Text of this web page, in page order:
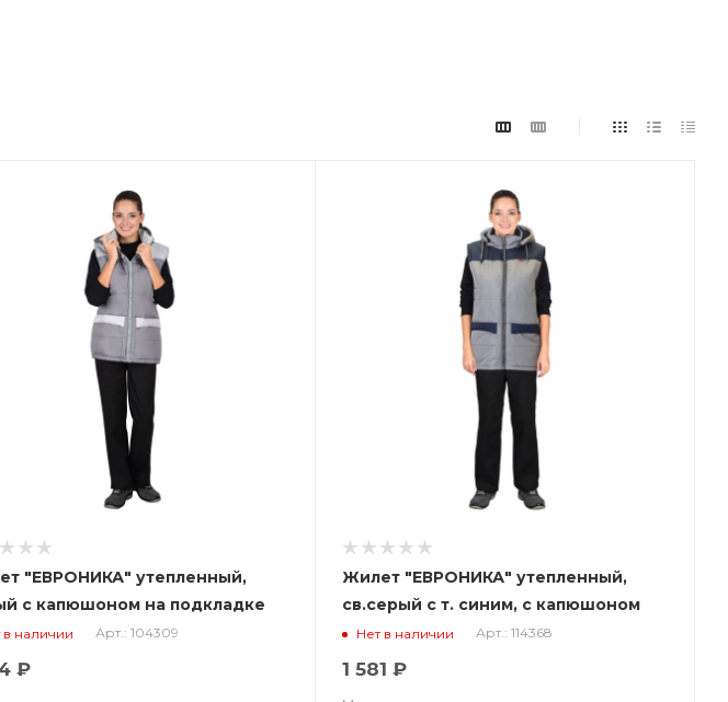
"ЕВРОНИКА" утепленный,
с капюшоном на подкладке
(ЧЗ)
в наличии Арт.: 104309
₽
Жилет "ЕВРОНИКА" утепленный,
св.серый с т. синим, с капюшоном
(на подкладке флис) (ЧЗ)
Нет в наличии Арт.: 114368
1 581 ₽